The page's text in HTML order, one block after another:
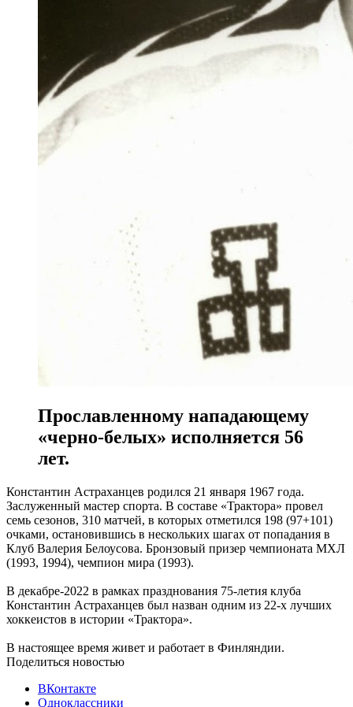
Прославленному нападающему
«черно-белых» исполняется 56
лет.
Константин Астраханцев родился 21 января 1967 года.
Заслуженный мастер спорта. В составе «Трактора» провел
семь сезонов, 310 матчей, в которых отметился 198 (97+101)
очками, остановившись в нескольких шагах от попадания в
Клуб Валерия Белоусова. Бронзовый призер чемпионата МХЛ
(1993, 1994), чемпион мира (1993).
В декабре-2022 в рамках празднования 75-летия клуба
Константин Астраханцев был назван одним из 22-х лучших
хоккеистов в истории «Трактора».
В настоящее время живет и работает в Финляндии.
Поделиться новостью
ВКонтакте
Одноклассники